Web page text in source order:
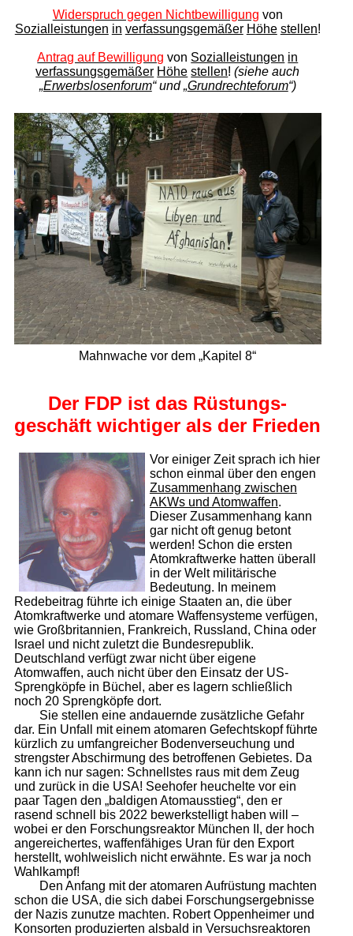
Widerspruch gegen Nichtbewilligung von
Sozialleistungen in verfassungsgemäßer Höhe stellen!
Antrag auf Bewilligung von Sozialleistungen in
verfassungsgemäßer Höhe stellen!(siehe auch
„Erwerbslosenforum“ und „Grundrechteforum“)
Mahnwache vor dem „Kapitel 8“
Der FDP ist das Rüstungs­
geschäft wichtiger als der Frieden
Vor einiger Zeit sprach ich hier
schon einmal über den engen
Zusammenhang zwischen
AKWs und Atom­waffen.
Dieser Zusammenhang kann
gar nicht oft genug betont
werden! Schon die ersten
Atomkraftwerke hatten überall
in der Welt militärische
Bedeutung. In meinem
Redebeitrag führte ich einige Staaten an, die über
Atomkraftwerke und atomare Waffensysteme verfügen,
wie Großbritannien, Frankreich, Russland, China oder
Israel und nicht zuletzt die Bundesrepublik.
Deutschland verfügt zwar nicht über eigene
Atomwaffen, auch nicht über den Einsatz der US-
Sprengköpfe in Büchel, aber es lagern schließlich
noch 20 Sprengköpfe dort.
Sie stellen eine andauernde zusätzliche Gefahr
dar. Ein Unfall mit einem atomaren Gefechtskopf führte
kürzlich zu umfangreicher Bodenverseuchung und
strengster Abschirmung des betroffenen Gebietes. Da
kann ich nur sagen: Schnellstes raus mit dem Zeug
und zurück in die USA! Seehofer heuchelte vor ein
paar Tagen den „baldigen Atomausstieg“, den er
rasend schnell bis 2022 bewerkstelligt haben will –
wobei er den Forschungsreaktor München II, der hoch
angereichertes, waffenfähiges Uran für den Export
herstellt, wohlweislich nicht erwähnte. Es war ja noch
Wahlkampf!
Den Anfang mit der atomaren Aufrüstung machten
schon die USA, die sich dabei Forschungsergebnisse
der Nazis zunutze machten. Robert Oppenheimer und
Konsorten produzierten alsbald in Versuchsreaktoren